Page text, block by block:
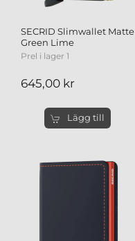
SECRID Slimwallet Matte
Green Lime
Prel i lager 1
645,00 kr
Lägg till